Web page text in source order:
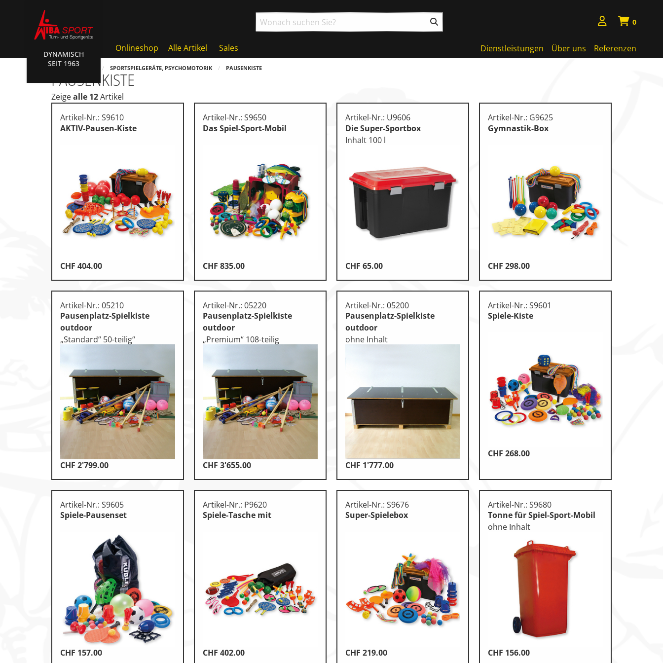
DYNAMISCH
SEIT 1963
0
Onlineshop Alle Artikel
Sales
Badminton, Faustball
Basketball Systeme
Bälle, Ballzubehör
Cube Sports
Hockey, Base-, Tchouk-, Funball
Kampfsport
Klettern
Leichtathletik
Technische Dokumentation
Tennis, Tischtennis
Training, Vereinsbedarf
Turnen, Gymnastik, Ballett
Volleyball, Beachvolleyball
Wassersport
Dienstleistungen Über uns Referenzen
HOME SPORTSPIELGERÄTE, PSYCHOMOTORIK PAUSENKISTE
PAUSENKISTE
Zeigealle 12Artikel
Artikel-Nr.: S9610
AKTIV-Pausen-Kiste
CHF 404.00
Artikel-Nr.: S9650
Das Spiel-Sport-Mobil
CHF 835.00
Artikel-Nr.: U9606
Die Super-Sportbox
Inhalt 100 l
CHF 65.00
Artikel-Nr.: G9625
Gymnastik-Box
CHF 298.00
Artikel-Nr.: 05210
Pausenplatz-Spielkiste
outdoor
„Standard“ 50-teilig“
CHF 2'799.00
Artikel-Nr.: 05220
Pausenplatz-Spielkiste
outdoor
„Premium“ 108-teilig
CHF 3'655.00
Artikel-Nr.: 05200
Pausenplatz-Spielkiste
outdoor
ohne Inhalt
CHF 1'777.00
Artikel-Nr.: S9601
Spiele-Kiste
CHF 268.00
Artikel-Nr.: S9605
Spiele-Pausenset
CHF 157.00
Artikel-Nr.: P9620
Spiele-Tasche mit
CHF 402.00
Artikel-Nr.: S9676
Super-Spielebox
CHF 219.00
Artikel-Nr.: S9680
Tonne für Spiel-Sport-Mobil
ohne Inhalt
CHF 156.00